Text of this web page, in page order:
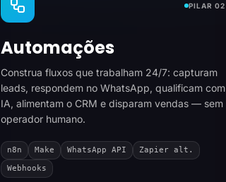
PILAR 02
Automações
Construa fluxos que trabalham 24/7: capturam
leads, respondem no WhatsApp, qualificam com
IA, alimentam o CRM e disparam vendas — sem
operador humano.
n8n Make WhatsApp API
Zapier alt.
Webhooks